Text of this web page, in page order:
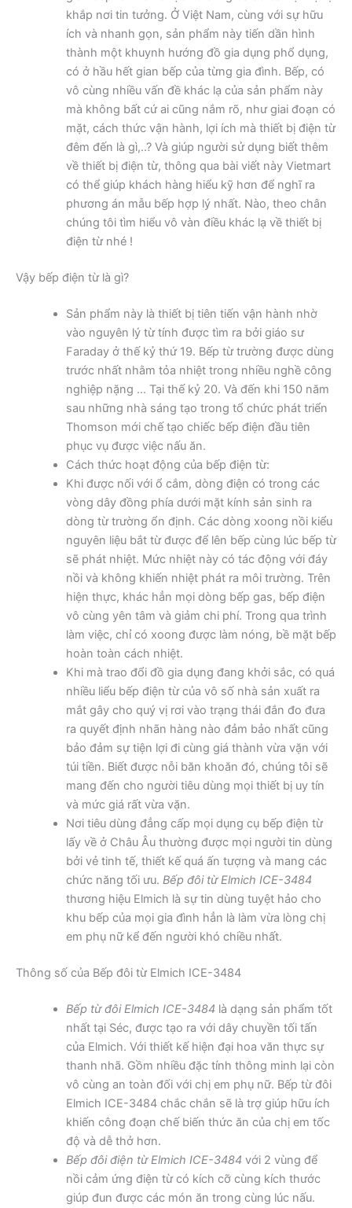
khắp nơi tin tưởng. Ở Việt Nam, cùng với sự hữu
ích và nhanh gọn, sản phẩm này tiến dần hình
thành một khuynh hướng đồ gia dụng phổ dụng,
có ở hầu hết gian bếp của từng gia đình. Bếp, có
vô cùng nhiều vấn đề khác lạ của sản phẩm này
mà không bất cứ ai cũng nắm rõ, như giai đoạn có
mặt, cách thức vận hành, lợi ích mà thiết bị điện từ
đêm đến là gì,..? Và giúp người sử dụng biết thêm
về thiết bị điện từ, thông qua bài viết này Vietmart
có thể giúp khách hàng hiểu kỹ hơn để nghĩ ra
phương án mẫu bếp hợp lý nhất. Nào, theo chân
chúng tôi tìm hiểu vô vàn điều khác lạ về thiết bị
điện từ nhé !
Vậy bếp điện từ là gì?
Sản phẩm này là thiết bị tiên tiến vận hành nhờ
vào nguyên lý từ tính được tìm ra bởi giáo sư
Faraday ở thế kỷ thứ 19. Bếp từ trường được dùng
trước nhất nhằm tỏa nhiệt trong nhiều nghề công
nghiệp nặng … Tại thế kỷ 20. Và đến khi 150 năm
sau những nhà sáng tạo trong tổ chức phát triển
Thomson mới chế tạo chiếc bếp điện đầu tiên
phục vụ được việc nấu ăn.
Cách thức hoạt động của bếp điện từ:
Khi được nối với ổ cắm, dòng điện có trong các
vòng dây đồng phía dưới mặt kính sản sinh ra
dòng từ trường ổn định. Các dòng xoong nồi kiểu
nguyên liệu bắt từ được để lên bếp cùng lúc bếp từ
sẽ phát nhiệt. Mức nhiệt này có tác động với đáy
nồi và không khiến nhiệt phát ra môi trường. Trên
hiện thực, khác hẳn mọi dòng bếp gas, bếp điện
vô cùng yên tâm và giảm chi phí. Trong qua trình
làm việc, chỉ có xoong được làm nóng, bề mặt bếp
hoàn toàn cách nhiệt.
Khi mà trao đổi đồ gia dụng đang khởi sắc, có quá
nhiều liểu bếp điện từ của vô số nhà sản xuất ra
mắt gây cho quý vị rơi vào trạng thái đắn đo đưa
ra quyết định nhãn hàng nào đảm bảo nhất cũng
bảo đảm sự tiện lợi đi cùng giá thành vừa vặn với
túi tiền. Biết được nỗi băn khoăn đó, chúng tôi sẽ
mang đến cho người tiêu dùng mọi thiết bị uy tín
và mức giá rất vừa vặn.
Nơi tiêu dùng đẳng cấp mọi dụng cụ bếp điện từ
lấy về ở Châu Âu thường được mọi người tin dùng
bởi vẻ tinh tế, thiết kế quá ấn tượng và mang các
chức năng tối ưu. Bếp đôi từ Elmich ICE-3484
thương hiệu Elmich là sự tin dùng tuyệt hảo cho
khu bếp của mọi gia đình hẳn là làm vừa lòng chị
em phụ nữ kể đến người khó chiều nhất.
Thông số của Bếp đôi từ Elmich ICE-3484
Bếp từ đôi Elmich ICE-3484là dạng sản phẩm tốt
nhất tại Séc, được tạo ra với dây chuyền tối tấn
của Elmich. Với thiết kế hiện đại hoa văn thực sự
thanh nhã. Gồm nhiều đặc tính thông minh lại còn
vô cùng an toàn đối với chị em phụ nữ. Bếp từ đôi
Elmich ICE-3484 chắc chắn sẽ là trợ giúp hữu ích
khiến công đoạn chế biến thức ăn của chị em tốc
độ và dễ thở hơn.
Bếp đôi điện từ Elmich ICE-3484với 2 vùng để
nồi cảm ứng điện từ có kích cỡ cùng kích thước
giúp đun được các món ăn trong cùng lúc nấu.